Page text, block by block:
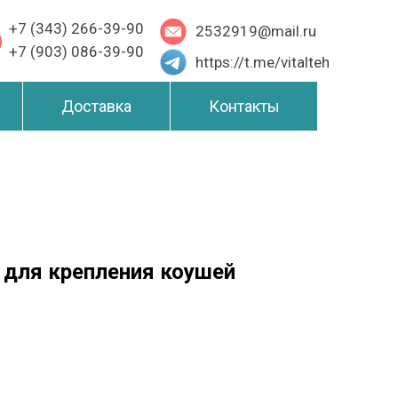
Доставка Контакты
+7 (343) 266-39-90
2532919@mail.ru
+7 (903) 086-39-90
https://t.me/vitalteh
крепления коушей